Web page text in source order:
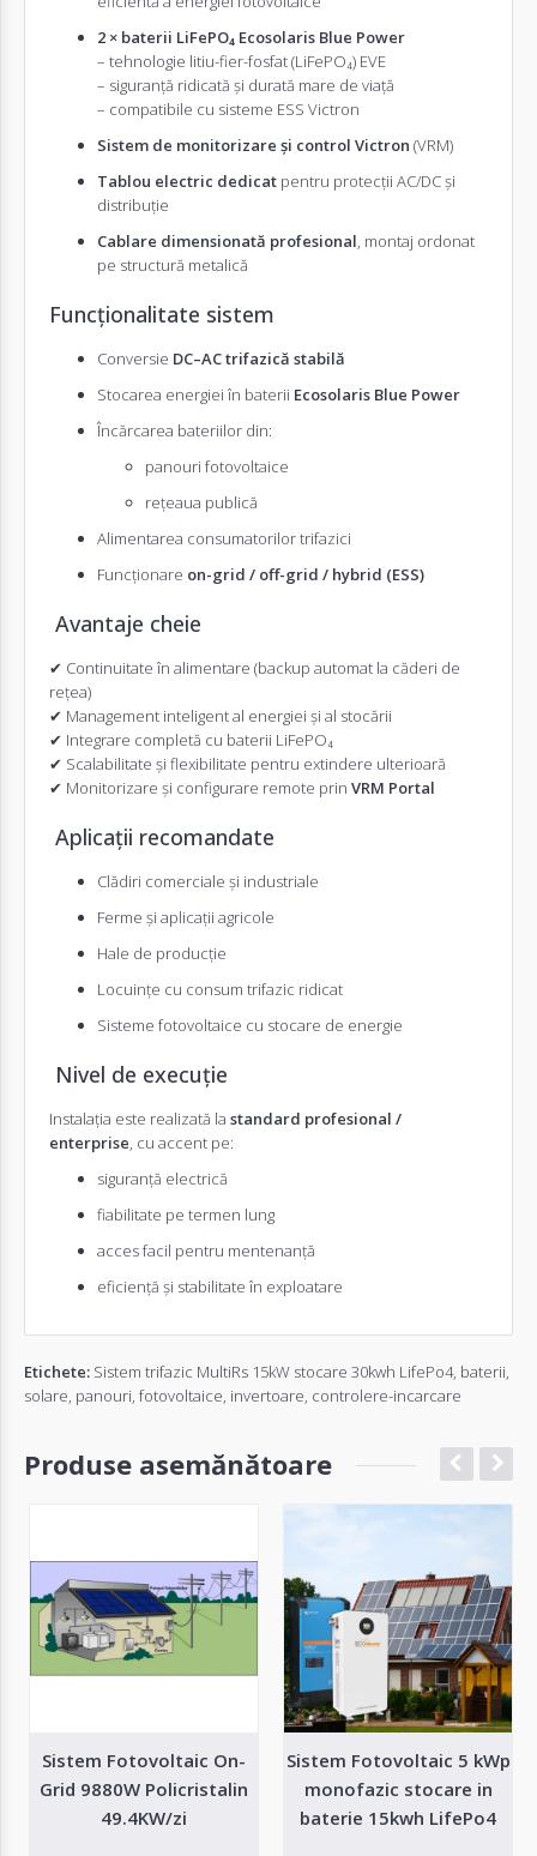
2 × baterii LiFePO₄ Ecosolaris Blue Power
– tehnologie litiu-fier-fosfat (LiFePO₄) EVE
– siguranță ridicată și durată mare de viață
– compatibile cu sisteme ESS Victron
Sistem de monitorizare și control Victron (VRM)
Tablou electric dedicat pentru protecții AC/DC și
distribuție
Cablare dimensionată profesional , montaj ordonat
pe structură metalică
Funcționalitate sistem
Conversie DC–AC trifazică stabilă
Stocarea energiei în baterii Ecosolaris Blue Power
Încărcarea bateriilor din:
panouri fotovoltaice
rețeaua publică
Alimentarea consumatorilor trifazici
Funcționare on-grid / off-grid / hybrid (ESS)
Avantaje cheie
✔ Continuitate în alimentare (backup automat la căderi de
rețea)
✔ Management inteligent al energiei și al stocării
✔ Integrare completă cu baterii LiFePO₄
✔ Scalabilitate și flexibilitate pentru extindere ulterioară
✔ Monitorizare și configurare remote prin VRM Portal
Aplicații recomandate
Clădiri comerciale și industriale
Ferme și aplicații agricole
Hale de producție
Locuințe cu consum trifazic ridicat
Sisteme fotovoltaice cu stocare de energie
Nivel de execuție
Instalația este realizată la standard profesional /
enterprise , cu accent pe:
siguranță electrică
fiabilitate pe termen lung
acces facil pentru mentenanță
eficiență și stabilitate în exploatare
Etichete: Sistem trifazic MultiRs 15kW stocare 30kwh LifePo4, baterii
solare panouri fotovoltaice invertoare controlere-incarcare
Produse asemănătoare
Sistem Fotovoltaic On-
Grid 9880W Policristalin
49.4KW/zi
Sistem Fotovoltaic 5 kWp
monofazic stocare in
baterie 15kwh LifePo4